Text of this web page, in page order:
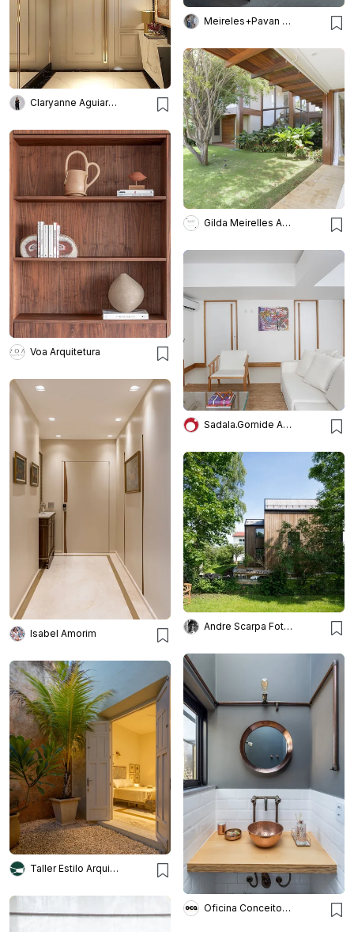
Meireles+Pavan Arquitetura
Claryanne Aguiar Arquitetura
Gilda Meirelles Arquitetura
Voa Arquitetura
Sadala.Gomide Arquitetura
Isabel Amorim
Andre Scarpa Fotografia
Oficina Conceito Arquitetura
Taller Estilo Arquitectura